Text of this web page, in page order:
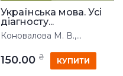
Українська мова. Усі
діагносту...
Коновалова М. В.,...
150.00 ₴ КУПИТИ